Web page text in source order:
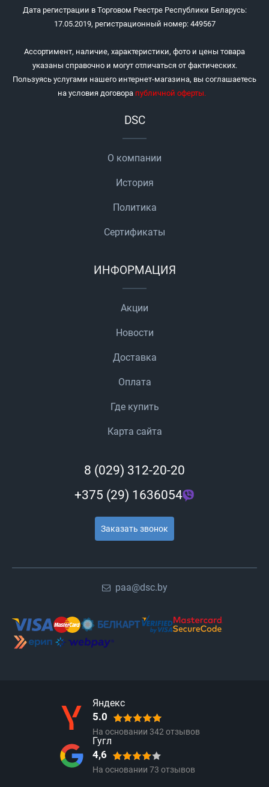
Дата регистрации в Торговом Реестре Республики Беларусь:
17.05.2019, регистрационный номер: 449567
Ассортимент, наличие, характеристики, фото и цены товара
указаны справочно и могут отличаться от фактических.
Пользуясь услугами нашего интернет-магазина, вы соглашаетесь
на условия договора публичной оферты.
DSC
О компании
История
Политика
Сертификаты
ИНФОРМАЦИЯ
Акции
Новости
Доставка
Оплата
Где купить
Карта сайта
8 (029) 312-20-20
+375 (29) 1636054
Заказать звонок
paa@dsc.by
Яндекс
5.0
На основании 342отзывов
Гугл
4,6
На основании 73 отзывов